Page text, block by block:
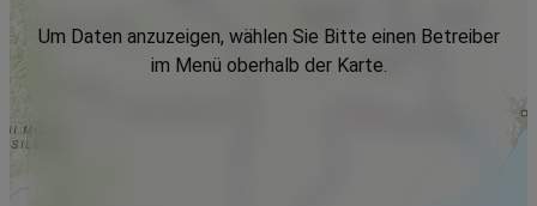
Um Daten anzuzeigen, wählen Sie Bitte einen Betreiber
im Menü oberhalb der Karte.